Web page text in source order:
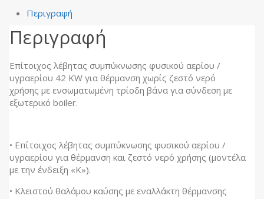
Περιγραφή
Περιγραφή
Επίτοιχος λέβητας συμπύκνωσης φυσικού αερίου /
υγραερίου 42 KW για θέρμανση χωρίς ζεστό νερό
χρήσης με ενσωματωμένη τρίοδη βάνα για σύνδεση με
εξωτερικό boiler.
• Επίτοιχος λέβητας συμπύκνωσης φυσικού αερίου /
υγραερίου για θέρμανση και ζεστό νερό χρήσης (μοντέλα
με την ένδειξη «Κ»).
• Κλειστού θαλάμου καύσης με εναλλάκτη θέρμανσης